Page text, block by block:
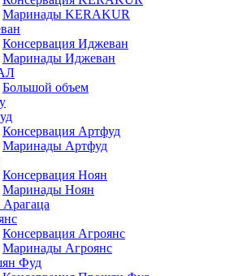
Маринады KERAKUR
Консервация Иджеван
Маринады Иджеван
Большой объем
Консервация Артфуд
Маринады Артфуд
Консервация Ноян
Маринады Ноян
Консервация Агроянс
Маринады Агроянс
Фуд